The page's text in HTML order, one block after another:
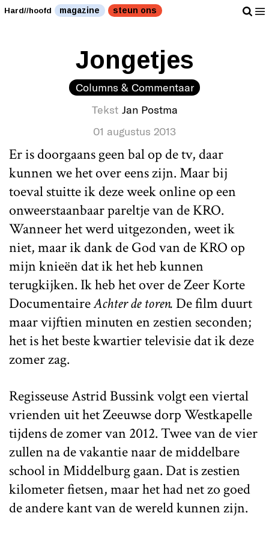
Hard//hoofd magazine steun ons
Jongetjes
Columns & Commentaar
Tekst Jan Postma
01 augustus 2013
Er is doorgaans geen bal op de tv, daar
kunnen we het over eens zijn. Maar bij
toeval stuitte ik deze week online op een
onweerstaanbaar pareltje van de KRO.
Wanneer het werd uitgezonden, weet ik
niet, maar ik dank de God van de KRO op
mijn knieën dat ik het heb kunnen
terugkijken. Ik heb het over de Zeer Korte
DocumentaireAchter de toren. De film duurt
maar vijftien minuten en zestien seconden;
het is het beste kwartier televisie dat ik deze
zomer zag.
Regisseuse Astrid Bussink volgt een viertal
vrienden uit het Zeeuwse dorp Westkapelle
tijdens de zomer van 2012. Twee van de vier
zullen na de vakantie naar de middelbare
school in Middelburg gaan. Dat is zestien
kilometer fietsen, maar het had net zo goed
de andere kant van de wereld kunnen zijn.